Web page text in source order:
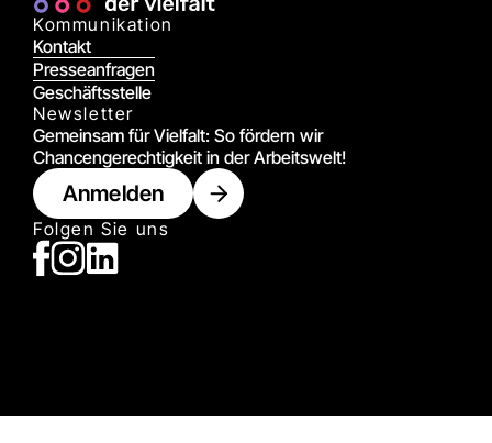
Kommunikation
Kontakt
Presseanfragen
Geschäftsstelle
Newsletter
Gemeinsam für Vielfalt: So fördern wir
Chancengerechtigkeit in der Arbeitswelt!
Anmelden
Folgen Sie uns